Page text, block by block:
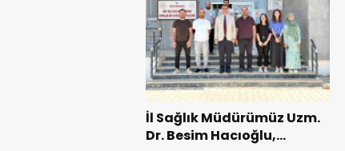
İl Sağlık Müdürümüz Uzm.
Dr. Besim Hacıoğlu,